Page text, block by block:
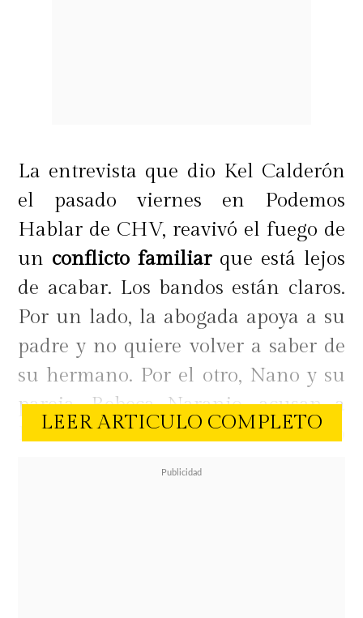
La entrevista que dio Kel Calderón
el pasado viernes en Podemos
Hablar de CHV, reavivó el fuego de
un conflicto familiarque está lejos
de acabar. Los bandos están claros.
Por un lado, la abogada apoya a su
padre y no quiere volver a saber de
su hermano. Por el otro, Nano y su
pareja, Rebeca Naranjo, acusan a
Hernán Calderón Salinas de abuso
sexual a su nuera, hechos que
LEER ARTICULO COMPLETO